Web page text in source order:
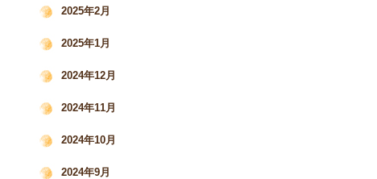
2025年2月
2025年1月
2024年12月
2024年11月
2024年10月
2024年9月